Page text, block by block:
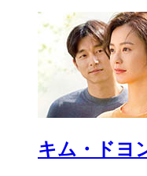
キム・ドヨ